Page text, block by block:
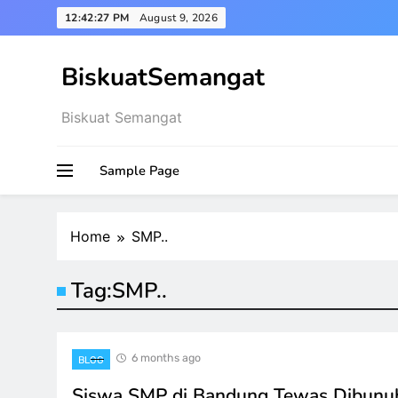
to
12:42:28 PM August 9, 2026
BiskuatSemangat
Biskuat Semangat
Sample Page
Home SMP..
Tag:SMP..
BLOG 6 months ago